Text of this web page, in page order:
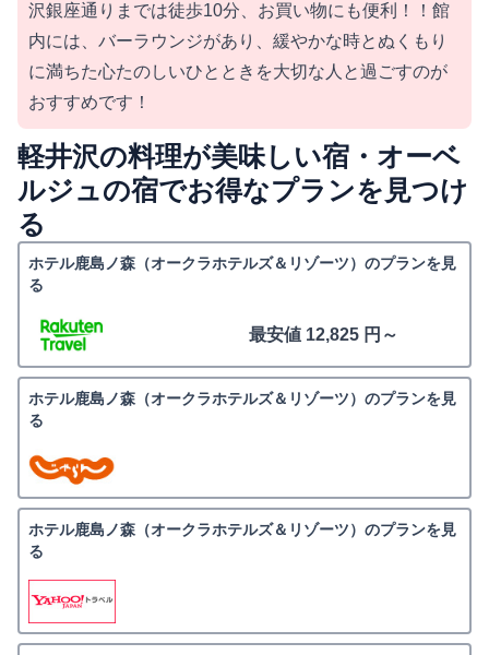
沢銀座通りまでは徒歩10分、お買い物にも便利！！館
内には、バーラウンジがあり、緩やかな時とぬくもり
に満ちた心たのしいひとときを大切な人と過ごすのが
おすすめです！
軽井沢の料理が美味しい宿・オーベ
ルジュの宿でお得なプランを見つけ
る
ホテル鹿島ノ森（オークラホテルズ＆リゾーツ）のプランを見
る
最安値 12,825 円～
ホテル鹿島ノ森（オークラホテルズ＆リゾーツ）のプランを見
る
ホテル鹿島ノ森（オークラホテルズ＆リゾーツ）のプランを見
る